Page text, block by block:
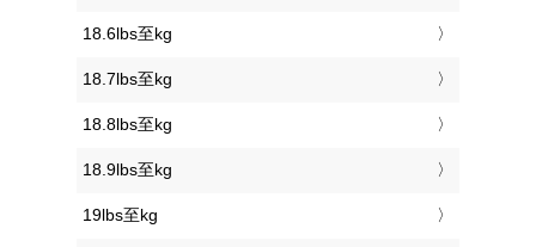
18.6lbs至kg
18.7lbs至kg
18.8lbs至kg
18.9lbs至kg
19lbs至kg